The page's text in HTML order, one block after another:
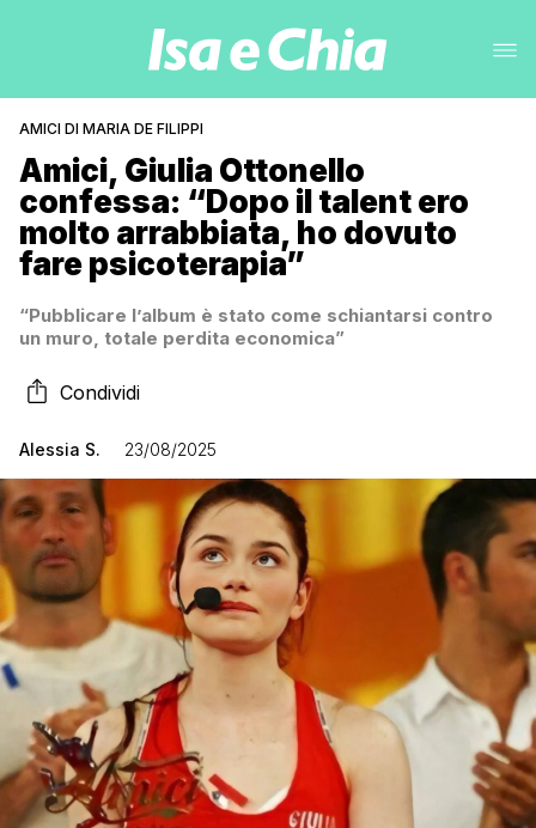
AMICI DI MARIA DE FILIPPI
Amici, Giulia Ottonello
confessa: “Dopo il talent ero
molto arrabbiata, ho dovuto
fare psicoterapia”
“Pubblicare l’album è stato come schiantarsi contro
un muro, totale perdita economica”
Condividi
Alessia S. 23/08/2025